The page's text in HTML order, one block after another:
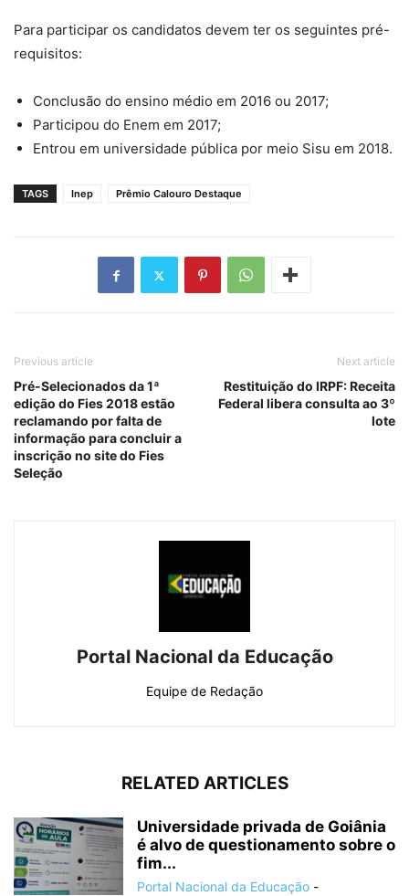
Para participar os candidatos devem ter os seguintes pré-
requisitos:
Conclusão do ensino médio em 2016 ou 2017;
Participou do Enem em 2017;
Entrou em universidade pública por meio Sisu em 2018.
TAGS Inep Prêmio Calouro Destaque
Previous article
Pré-Selecionados da 1ª
edição do Fies 2018 estão
reclamando por falta de
informação para concluir a
inscrição no site do Fies
Seleção
Next article
Restituição do IRPF: Receita
Federal libera consulta ao 3º
lote
Portal Nacional da Educação
Equipe de Redação
RELATED ARTICLES
Universidade privada de Goiânia
é alvo de questionamento sobre o
fim...
Portal Nacional da Educação -